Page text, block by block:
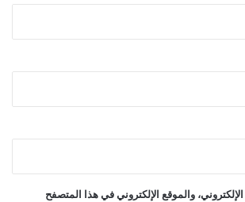
والموقع الإلكتروني في هذا المتصفح